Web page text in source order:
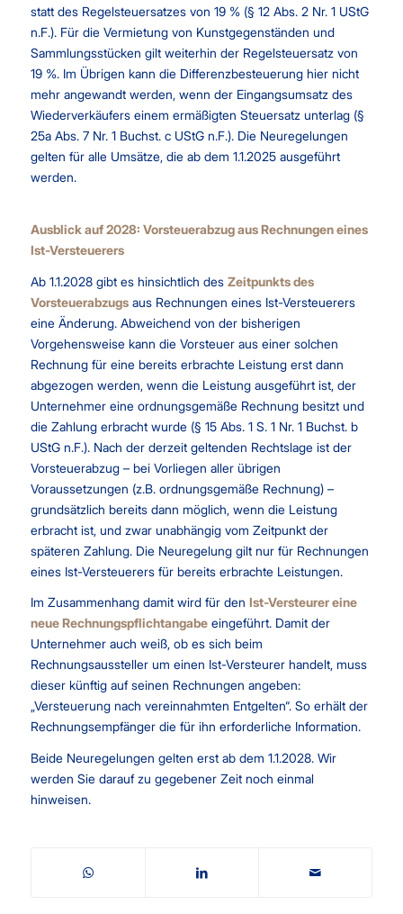
statt des Regelsteuersatzes von 19 % (§ 12 Abs. 2 Nr. 1 UStG
n.F.). Für die Vermietung von Kunstgegenständen und
Sammlungsstücken gilt weiterhin der Regelsteuersatz von
19 %. Im Übrigen kann die Differenzbesteuerung hier nicht
mehr angewandt werden, wenn der Eingangsumsatz des
Wiederverkäufers einem ermäßigten Steuersatz unterlag (§
25a Abs. 7 Nr. 1 Buchst. c UStG n.F.). Die Neuregelungen
gelten für alle Umsätze, die ab dem 1.1.2025 ausgeführt
werden.
Ausblick auf 2028: Vorsteuerabzug aus Rechnungen eines
Ist-Versteuerers
Ab 1.1.2028 gibt es hinsichtlich des Zeitpunkts des
Vorsteuerabzugsaus Rechnungen eines Ist-Versteuerers
eine Änderung. Abweichend von der bisherigen
Vorgehensweise kann die Vorsteuer aus einer solchen
Rechnung für eine bereits erbrachte Leistung erst dann
abgezogen werden, wenn die Leistung ausgeführt ist, der
Unternehmer eine ordnungsgemäße Rechnung besitzt und
die Zahlung erbracht wurde (§ 15 Abs. 1 S. 1 Nr. 1 Buchst. b
UStG n.F.). Nach der derzeit geltenden Rechtslage ist der
Vorsteuerabzug – bei Vorliegen aller übrigen
Voraussetzungen (z.B. ordnungsgemäße Rechnung) –
grundsätzlich bereits dann möglich, wenn die Leistung
erbracht ist, und zwar unabhängig vom Zeitpunkt der
späteren Zahlung. Die Neuregelung gilt nur für Rechnungen
eines Ist-Versteuerers für bereits erbrachte Leistungen.
Im Zusammenhang damit wird für den Ist-Versteurer eine
neue Rechnungspflichtangabeeingeführt. Damit der
Unternehmer auch weiß, ob es sich beim
Rechnungsaussteller um einen Ist-Versteurer handelt, muss
dieser künftig auf seinen Rechnungen angeben:
„Versteuerung nach vereinnahmten Entgelten“. So erhält der
Rechnungsempfänger die für ihn erforderliche Information.
Beide Neuregelungen gelten erst ab dem 1.1.2028. Wir
werden Sie darauf zu gegebener Zeit noch einmal
hinweisen.